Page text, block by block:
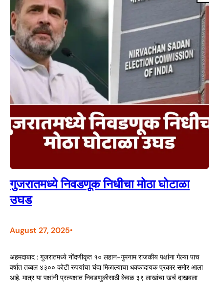
गुजरातमध्ये निवडणूक निधीचा मोठा घोटाळा
उघड
August 27, 2025•
अहमदाबाद : गुजरातमध्ये नोंदणीकृत १० लहान-गुमनाम राजकीय पक्षांना गेल्या पाच
वर्षांत तब्बल ४३०० कोटी रुपयांचा चंदा मिळाल्याचा धक्कादायक प्रकार समोर आला
आहे. मात्र या पक्षांनी प्रत्यक्षात निवडणुकीसाठी केवळ ३९ लाखांचा खर्च दाखवला